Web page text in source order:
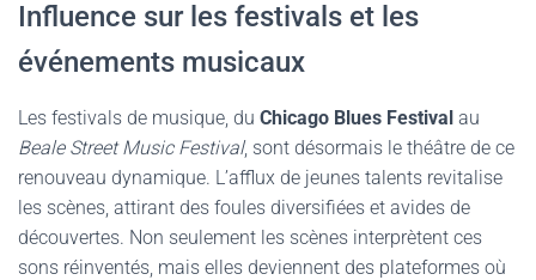
Influence sur les festivals et les
événements musicaux
Les festivals de musique, du Chicago Blues Festival au
Beale Street Music Festival, sont désormais le théâtre de ce
renouveau dynamique. L’afflux de jeunes talents revitalise
les scènes, attirant des foules diversifiées et avides de
découvertes. Non seulement les scènes interprètent ces
sons réinventés, mais elles deviennent des plateformes où